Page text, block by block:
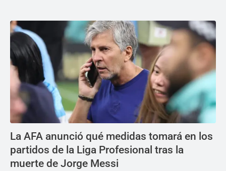
La AFA anunció qué medidas tomará en los
partidos de la Liga Profesional tras la
muerte de Jorge Messi